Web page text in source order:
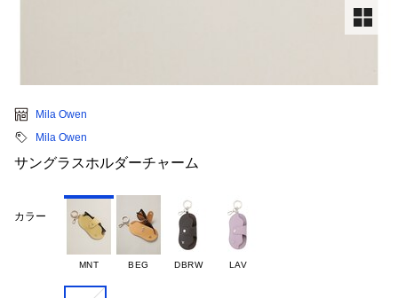
Mila Owen
Mila Owen
サングラスホルダーチャーム
カラー
MNT BEG DBRW LAV